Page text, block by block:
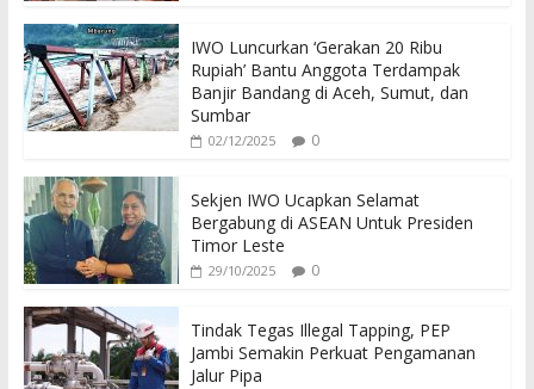
IWO Luncurkan ‘Gerakan 20 Ribu
Rupiah’ Bantu Anggota Terdampak
Banjir Bandang di Aceh, Sumut, dan
Sumbar
02/12/2025 0
Sekjen IWO Ucapkan Selamat
Bergabung di ASEAN Untuk Presiden
Timor Leste
29/10/2025 0
Tindak Tegas Illegal Tapping, PEP
Jambi Semakin Perkuat Pengamanan
Jalur Pipa